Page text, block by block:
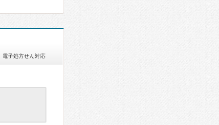
電子処方せん対応